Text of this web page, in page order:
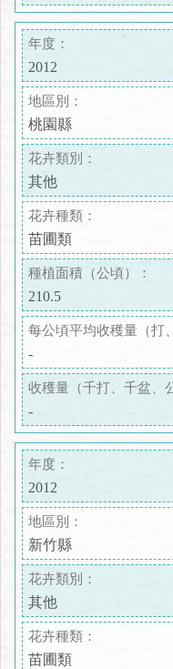
年度：
2012
地區別：
桃園縣
花卉類別：
其他
花卉種類：
苗圃類
種植面積（公頃）：
210.5
每公頃平均收穫量（打
-
收穫量（千打、千盆、
-
年度：
2012
地區別：
新竹縣
花卉類別：
其他
花卉種類：
苗圃類